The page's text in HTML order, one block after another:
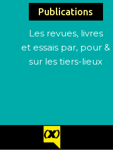
Publications
Les revues, livres
et essais par, pour &
sur les tiers-lieux